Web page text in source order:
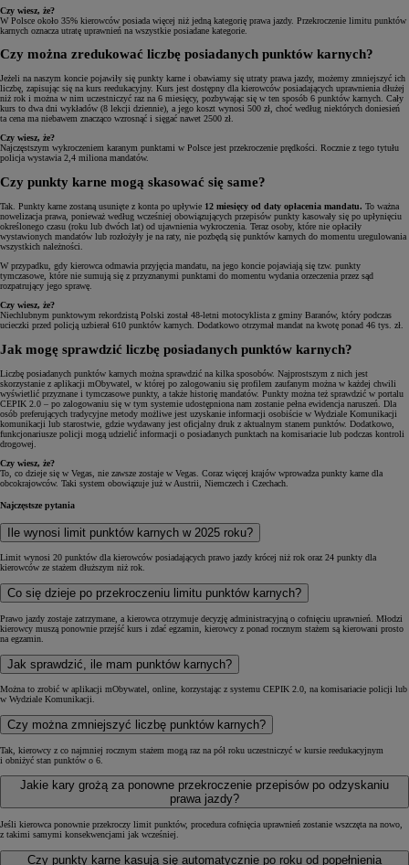
Czy wiesz, że?
W Polsce około 35% kierowców posiada więcej niż jedną kategorię prawa jazdy. Przekroczenie limitu punktów
karnych oznacza utratę uprawnień na wszystkie posiadane kategorie.
Czy można zredukować liczbę posiadanych punktów karnych?
Jeżeli na naszym koncie pojawiły się punkty karne i obawiamy się utraty prawa jazdy, możemy zmniejszyć ich
liczbę, zapisując się na kurs reedukacyjny. Kurs jest dostępny dla kierowców posiadających uprawnienia dłużej
niż rok i można w nim uczestniczyć raz na 6 miesięcy, pozbywając się w ten sposób 6 punktów karnych. Cały
kurs to dwa dni wykładów (8 lekcji dziennie), a jego koszt wynosi 500 zł, choć według niektórych doniesień
ta cena ma niebawem znacząco wzrosnąć i sięgać nawet 2500 zł.
Czy wiesz, że?
Najczęstszym wykroczeniem karanym punktami w Polsce jest przekroczenie prędkości. Rocznie z tego tytułu
policja wystawia 2,4 miliona mandatów.
Czy punkty karne mogą skasować się same?
Tak. Punkty karne zostaną usunięte z konta po upływie 12 miesięcy od daty opłacenia mandatu. To ważna
nowelizacja prawa, ponieważ według wcześniej obowiązujących przepisów punkty kasowały się po upłynięciu
określonego czasu (roku lub dwóch lat) od ujawnienia wykroczenia. Teraz osoby, które nie opłaciły
wystawionych mandatów lub rozłożyły je na raty, nie pozbędą się punktów karnych do momentu uregulowania
wszystkich należności.
W przypadku, gdy kierowca odmawia przyjęcia mandatu, na jego koncie pojawiają się tzw. punkty
tymczasowe, które nie sumują się z przyznanymi punktami do momentu wydania orzeczenia przez sąd
rozpatrujący jego sprawę.
Czy wiesz, że?
Niechlubnym punktowym rekordzistą Polski został 48-letni motocyklista z gminy Baranów, który podczas
ucieczki przed policją uzbierał 610 punktów karnych. Dodatkowo otrzymał mandat na kwotę ponad 46 tys. zł.
Jak mogę sprawdzić liczbę posiadanych punktów karnych?
Liczbę posiadanych punktów karnych można sprawdzić na kilka sposobów. Najprostszym z nich jest
skorzystanie z aplikacji mObywatel, w której po zalogowaniu się profilem zaufanym można w każdej chwili
wyświetlić przyznane i tymczasowe punkty, a także historię mandatów. Punkty można też sprawdzić w portalu
CEPIK 2.0 – po zalogowaniu się w tym systemie udostępniona nam zostanie pełna ewidencja naruszeń. Dla
osób preferujących tradycyjne metody możliwe jest uzyskanie informacji osobiście w Wydziale Komunikacji
komunikacji lub starostwie, gdzie wydawany jest oficjalny druk z aktualnym stanem punktów. Dodatkowo,
funkcjonariusze policji mogą udzielić informacji o posiadanych punktach na komisariacie lub podczas kontroli
drogowej.
Czy wiesz, że?
To, co dzieje się w Vegas, nie zawsze zostaje w Vegas. Coraz więcej krajów wprowadza punkty karne dla
obcokrajowców. Taki system obowiązuje już w Austrii, Niemczech i Czechach.
Najczęstsze pytania
Ile wynosi limit punktów karnych w 2025 roku?
Limit wynosi 20 punktów dla kierowców posiadających prawo jazdy krócej niż rok oraz 24 punkty dla
kierowców ze stażem dłuższym niż rok.
Co się dzieje po przekroczeniu limitu punktów karnych?
Prawo jazdy zostaje zatrzymane, a kierowca otrzymuje decyzję administracyjną o cofnięciu uprawnień. Młodzi
kierowcy muszą ponownie przejść kurs i zdać egzamin, kierowcy z ponad rocznym stażem są kierowani prosto
na egzamin.
Jak sprawdzić, ile mam punktów karnych?
Można to zrobić w aplikacji mObywatel, online, korzystając z systemu CEPIK 2.0, na komisariacie policji lub
w Wydziale Komunikacji.
Czy można zmniejszyć liczbę punktów karnych?
Tak, kierowcy z co najmniej rocznym stażem mogą raz na pół roku uczestniczyć w kursie reedukacyjnym
i obniżyć stan punktów o 6.
Jakie kary grożą za ponowne przekroczenie przepisów po odzyskaniu
prawa jazdy?
Jeśli kierowca ponownie przekroczy limit punktów, procedura cofnięcia uprawnień zostanie wszczęta na nowo,
z takimi samymi konsekwencjami jak wcześniej.
Czy punkty karne kasują się automatycznie po roku od popełnienia